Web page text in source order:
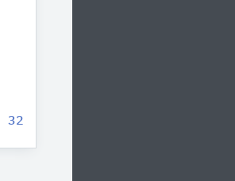
32